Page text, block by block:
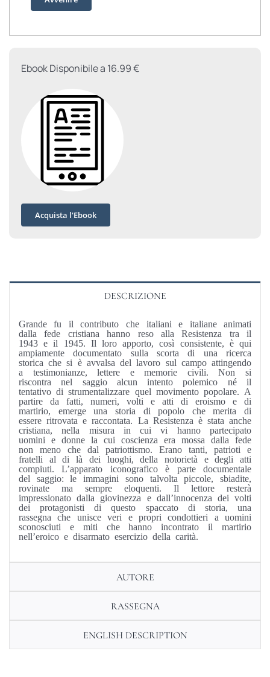
Ebook Disponibile a 16.99 €
Acquista l'Ebook
DESCRIZIONE
Grande fu il contributo che italiani e italiane animati
dalla fede cristiana hanno reso alla Resistenza tra il
1943 e il 1945. Il loro apporto, così consistente, è qui
ampiamente documentato sulla scorta di una ricerca
storica che si è avvalsa del lavoro sul campo attingendo
a testimonianze, lettere e memorie civili. Non si
riscontra nel saggio alcun intento polemico né il
tentativo di strumentalizzare quel movimento popolare. A
partire da fatti, numeri, volti e atti di eroismo e di
martirio, emerge una storia di popolo che merita di
essere ritrovata e raccontata. La Resistenza è stata anche
cristiana, nella misura in cui vi hanno partecipato
uomini e donne la cui coscienza era mossa dalla fede
non meno che dal patriottismo. Erano tanti, patrioti e
fratelli al di là dei luoghi, della notorietà e degli atti
compiuti. L’apparato iconografico è parte documentale
del saggio: le immagini sono talvolta piccole, sbiadite,
rovinate ma sempre eloquenti. Il lettore resterà
impressionato dalla giovinezza e dall’innocenza dei volti
dei protagonisti di questo spaccato di storia, una
rassegna che unisce veri e propri condottieri a uomini
sconosciuti e miti che hanno incontrato il martirio
nell’eroico e disarmato esercizio della carità.
AUTORE
RASSEGNA
ENGLISH DESCRIPTION